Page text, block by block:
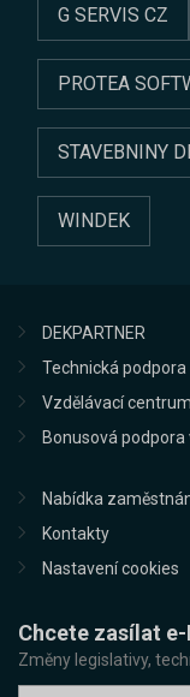
G SERVIS CZ
PROTEA
STAVEBNINY
WINDEK
DEKPARTNER
Technická podpora
Vzdělávací centrum
Bonusová podpora
Nabídka
Kontakty
Nastavení cookies
Chcete zasílat e-
Změny legislativy,